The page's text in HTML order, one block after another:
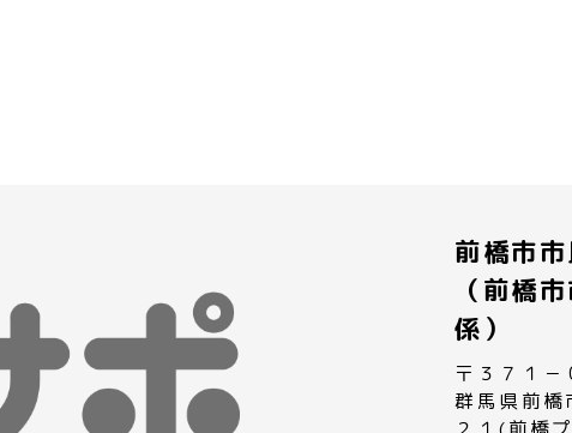
前橋市
（前橋
係）
〒３７１
群馬県前